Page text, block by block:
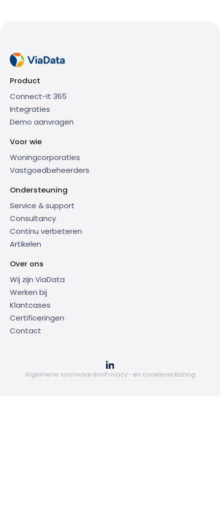
Product
Connect-It 365
Integraties
Demo aanvragen
Voor wie
Woningcorporaties
Vastgoedbeheerders
Ondersteuning
Service & support
Consultancy
Continu verbeteren
Artikelen
Over ons
Wij zijn ViaData
Werken bij
Klantcases
Certificeringen
Contact
Algemene voorwaardenPrivacy- en cookieverklaring